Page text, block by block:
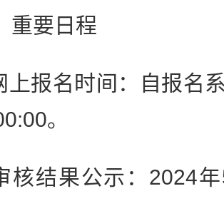
要日程
名时间：自报名系
。
结果公示：2024年